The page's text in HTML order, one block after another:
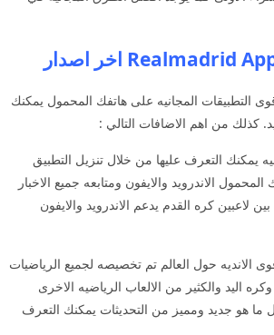
التطبيقات المجانيه على هاتفك المحمول يمكنك
كذلك من اهم الاضافات التالي :
يمكنك التعرف عليها من خلال تنزيل التطبيق
الاندرويد والايفون ومتابعه جميع الاخبار
بين لاعبين كره القدم يدعم الاندرويد والايفون
الانديه حول العالم تم تخصيصه لجميع الرياضيات
اليد والكثير من الالعاب الرياضيه الاخرى
ما هو جديد ومميز من التحديثات يمكنك التعرف